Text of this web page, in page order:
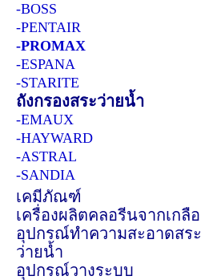
-BOSS
-PENTAIR
-PROMAX
-ESPANA
-STARITE
ถังกรองสระว่ายน้ำ
-EMAUX
-HAYWARD
-ASTRAL
-SANDIA
เคมีภัณฑ์
เครื่องผลิตคลอรีนจากเกลือ
อุปกรณ์ทำความสะอาดสระ
ว่ายน้ำ
อุปกรณ์วางระบบ